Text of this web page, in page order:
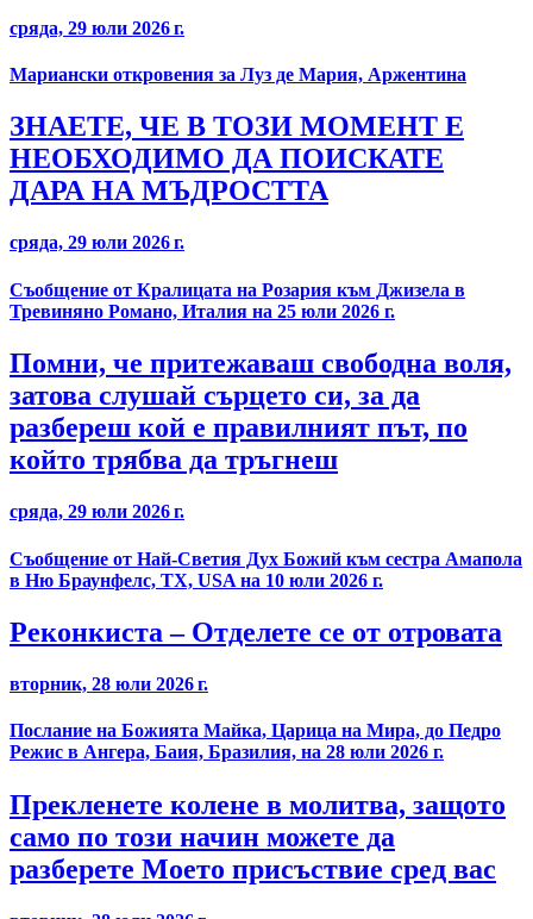
сряда, 29 юли 2026 г.
Мариански откровения за Луз де Мария, Аржентина
ЗНАЕТЕ, ЧЕ В ТОЗИ МОМЕНТ Е
НЕОБХОДИМО ДА ПОИСКАТЕ
ДАРА НА МЪДРОСТТА
сряда, 29 юли 2026 г.
Съобщение от Кралицата на Розария към Джизела в
Тревиняно Романо, Италия на 25 юли 2026 г.
Помни, че притежаваш свободна воля,
затова слушай сърцето си, за да
разбереш кой е правилният път, по
който трябва да тръгнеш
сряда, 29 юли 2026 г.
Съобщение от Най-Светия Дух Божий към сестра Амапола
в Ню Браунфелс, TX, USA на 10 юли 2026 г.
Реконкиста – Отделете се от отровата
вторник, 28 юли 2026 г.
Послание на Божията Майка, Царица на Мира, до Педро
Режис в Ангера, Баия, Бразилия, на 28 юли 2026 г.
Прекленете колене в молитва, защото
само по този начин можете да
разберете Моето присъствие сред вас